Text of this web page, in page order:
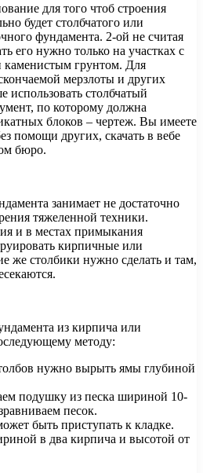
для того чтоб строения
будет столбчатого или
фундамента. 2-ой не считая
его нужно только на участках с
грунтом. Для
мерзлоты и других
использовать столбчатый
по которому должна
блоков – чертеж. Вы имеете
помощи других, скачать в вебе
бюро.
занимает не достаточно
тяжеленной техники.
и в местах примыкания
кирпичные или
же столбики нужно сделать и там,
из кирпича или
методу:
нужно вырыть ямы глубиной
подушку из песка шириной 10-
песок.
быть приступать к кладке.
в два кирпича и высотой от